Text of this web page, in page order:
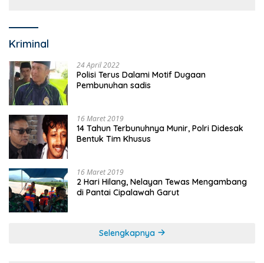
Kriminal
24 April 2022
Polisi Terus Dalami Motif Dugaan
Pembunuhan sadis
16 Maret 2019
14 Tahun Terbunuhnya Munir, Polri Didesak
Bentuk Tim Khusus
16 Maret 2019
2 Hari Hilang, Nelayan Tewas Mengambang
di Pantai Cipalawah Garut
Selengkapnya